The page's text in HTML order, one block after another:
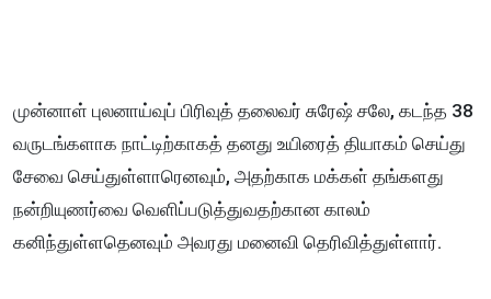
முன்னாள் புலனாய்வுப் பிரிவுத் தலைவர் சுரேஷ் சலே, கடந்த 38
வருடங்களாக நாட்டிற்காகத் தனது உயிரைத் தியாகம் செய்து
சேவை செய்துள்ளாரெனவும், அதற்காக மக்கள் தங்களது
நன்றியுணர்வை வெளிப்படுத்துவதற்கான காலம்
கனிந்துள்ளதெனவும் அவரது மனைவி தெரிவித்துள்ளார்.